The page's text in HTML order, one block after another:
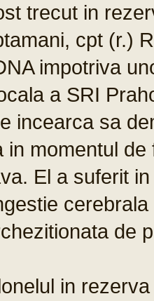
trecut in
cpt (r.)
impotriva
a SRI
incearca sa
in momentul
El a suferit
de
in